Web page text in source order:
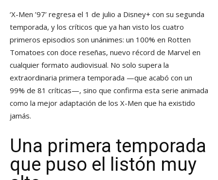
‘X-Men ’97’ regresa el 1 de julio a Disney+ con su segunda
temporada, y los críticos que ya han visto los cuatro
primeros episodios son unánimes: un 100% en Rotten
Tomatoes con doce reseñas, nuevo récord de Marvel en
cualquier formato audiovisual. No solo supera la
extraordinaria primera temporada —que acabó con un
99% de 81 críticas—, sino que confirma esta serie animada
como la mejor adaptación de los X-Men que ha existido
jamás.
Una primera temporada
que puso el listón muy